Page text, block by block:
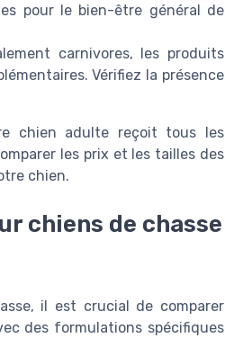
pour le bien-être général de
carnivores, les produits
Vérifiez la présence
chien adulte reçoit tous les
les prix et les tailles des
chien.
chiens de chasse
il est crucial de comparer
des formulations spécifiques